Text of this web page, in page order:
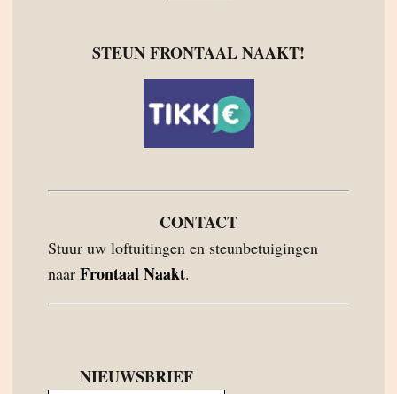
STEUN FRONTAAL NAAKT!
CONTACT
Stuur uw loftuitingen en steunbetuigingen
naar Frontaal Naakt.
NIEUWSBRIEF